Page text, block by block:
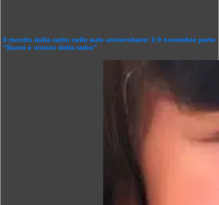
Il mondo della radio nelle aule universitarie: il 9 novembre parte
“Suoni e visioni della radio”